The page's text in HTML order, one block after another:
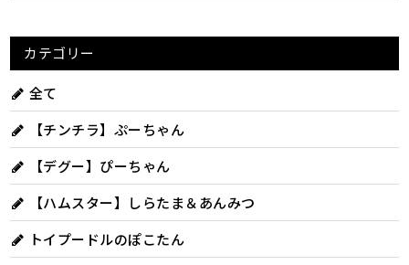
カテゴリー
全て
【チンチラ】ぷーちゃん
【デグー】ぴーちゃん
【ハムスター】しらたま＆あんみつ
トイプードルのぽこたん